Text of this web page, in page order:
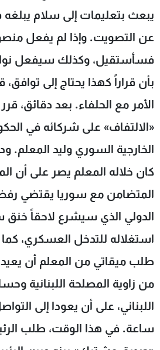
يبعث بتعليمات إلى سلام يبلغه
عن التصويت. وإذا لم يفعل
فسأستقيل، وكذلك سيفعل
بأن قراراً كهذا يحتاج إلى توافق،
الأمر مع الحلفاء. بعد دقائق،
«الالتفاف» على شركائه في
الخارجية السوري وليد المعلم.
كان خلاله المعلم يصر على أن
المتضامن مع سوريا يقتضي
الدولي الذي سيشرع لاحقاً خنق
استغلاله للتدخل العسكري،
طلب ميقاتي من المعلم أن يعيد
من زاوية المصلحة اللبنانية
اللبناني، على أن يعودا إلى
ساعة. في هذا الوقت، طلب